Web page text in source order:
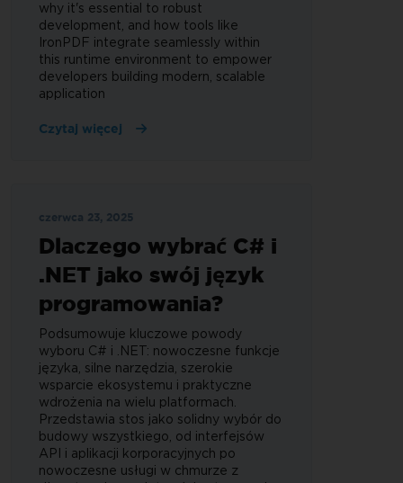
why it's essential to robust
development, and how tools like
IronPDF integrate seamlessly within
this runtime environment to empower
developers building modern, scalable
application
Czytaj więcej
czerwca 23, 2025
Dlaczego wybrać C# i
.NET jako swój język
programowania?
Podsumowuje kluczowe powody
wyboru C# i .NET: nowoczesne funkcje
języka, silne narzędzia, szerokie
wsparcie ekosystemu i praktyczne
wdrożenia na wielu platformach.
Przedstawia stos jako solidny wybór do
budowy wszystkiego, od interfejsów
API i aplikacji korporacyjnych po
nowoczesne usługi w chmurze z